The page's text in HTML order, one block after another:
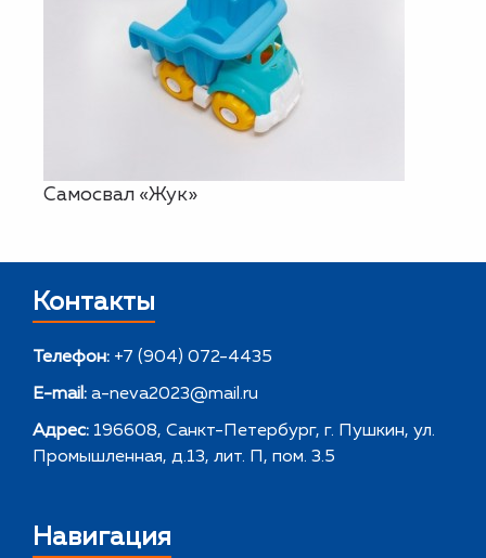
Самосвал «Жук»
Контакты
Телефон: +7 (904) 072-4435
E-mail: a-neva2023@mail.ru
Адрес: 196608, Санкт-Петербург, г. Пушкин, ул.
Промышленная, д.13, лит. П, пом. 3.5
Навигация